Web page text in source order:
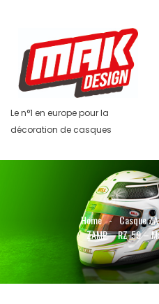
Le n°1 en europe pour la
décoration de casques
Home - Casque
ZAMP – RZ-59 –